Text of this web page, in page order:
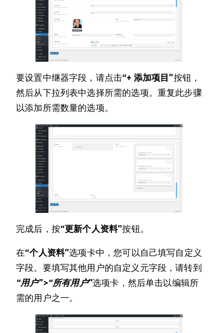
要设置中继器字段，请点击“+ 添加项目”按钮，
然后从下拉列表中选择所需的选项。重复此步骤
以添加所需数量的选项。
完成后，按“更新个人资料”按钮。
在“个人资料”选项卡中，您可以自己填写自定义
字段。要填写其他用户的自定义元字段，请转到
“用户”>“所有用户”选项卡，然后单击以编辑所
需的用户之一。